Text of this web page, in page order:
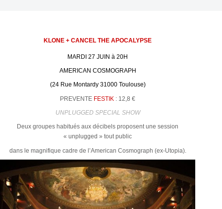
KLONE + CANCEL THE APOCALYPSE
MARDI 27 JUIN à 20H
AMERICAN COSMOGRAPH
(24 Rue Montardy 31000 Toulouse)
PREVENTE FESTIK : 12,8 €
UNPLUGGED SPECIAL SHOW
Deux groupes habitués aux décibels proposent une session
« unplugged » tout public
dans le magnifique cadre de l’American Cosmograph (ex-Utopia).